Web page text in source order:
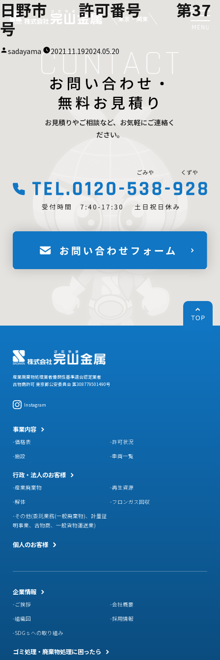
日野市 許可番号 第37
号
投
sadayama 2021.11.192024.05.20
お見積りやご相談など、お気軽にご連絡く
ださい。
産業廃棄物処理業者優良性基準適合認定業者
古物商許可 東京都公安委員会 第308779501490号
Instagram
事業内容
価格表
許可状況
施設
車両一覧
行政・法人のお客様
産業廃棄物
再生資源
解体
フロンガス回収
その他(委託業務(一般廃棄物)、計量証
明事業、古物商、一般貨物運送業)
個人のお客様
企業情報
ご挨拶
会社概要
組織図
採用情報
SDGｓへの取り組み
ゴミ処理・廃棄物処理に困ったら